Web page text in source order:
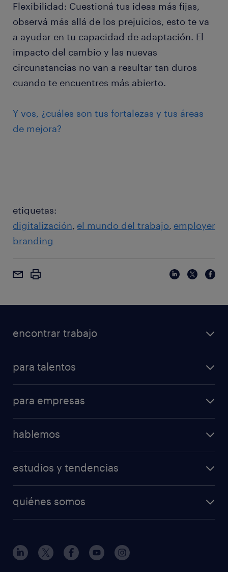
Flexibilidad: Cuestioná tus ideas más fijas,
observá más allá de los prejuicios, esto te va
a ayudar en tu capacidad de adaptación. El
impacto del cambio y las nuevas
circunstancias no van a resultar tan duros
cuando te encuentres más abierto.
Y vos, ¿cuáles son tus fortalezas y tus áreas
de mejora?
etiquetas:
digitalización el mundo del trabajo employer
branding
encontrar trabajo
para talentos
para empresas
hablemos
estudios y tendencias
quiénes somos